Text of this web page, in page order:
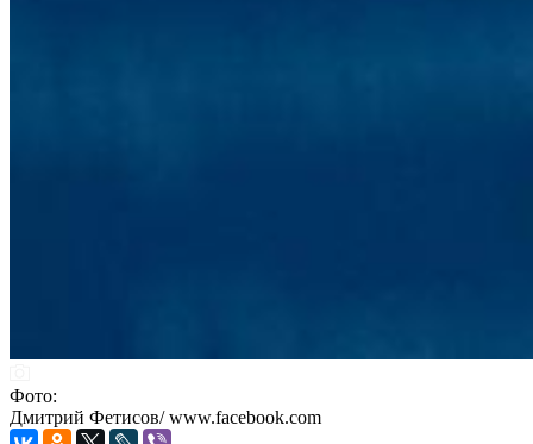
Фото:
Дмитрий Фетисов/ www.facebook.com